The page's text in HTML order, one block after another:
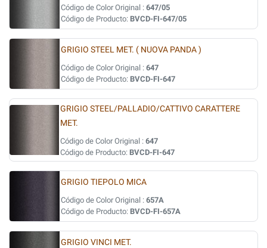
Código de Color Original : 647/05
Código de Producto: BVCD-FI-647/05
GRIGIO STEEL MET. ( NUOVA PANDA )
Código de Color Original : 647
Código de Producto: BVCD-FI-647
GRIGIO STEEL/PALLADIO/CATTIVO CARATTERE
MET.
Código de Color Original : 647
Código de Producto: BVCD-FI-647
GRIGIO TIEPOLO MICA
Código de Color Original : 657A
Código de Producto: BVCD-FI-657A
GRIGIO VINCI MET.